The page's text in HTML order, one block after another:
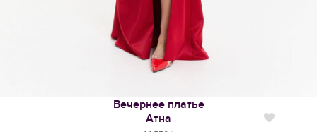
Вечернее платье
Атна